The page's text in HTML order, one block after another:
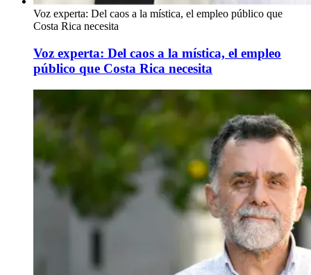
Voz experta: Del caos a la mística, el empleo público que
Costa Rica necesita
Voz experta: Del caos a la mística, el empleo
público que Costa Rica necesita